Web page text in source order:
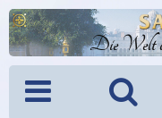
Die Welt